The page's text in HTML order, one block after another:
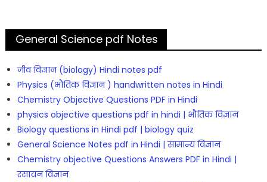
General Science pdf Notes
जीव विज्ञान (biology) Hindi notes pdf
Physics (भौतिक विज्ञान ) handwritten notes in Hindi
Chemistry Objective Questions PDF in Hindi
physics objective questions pdf in hindi | भौतिक विज्ञान
Biology questions in Hindi pdf | biology quiz
General Science Notes pdf in Hindi | सामान्य विज्ञान
Chemistry objective Questions Answers PDF in Hindi |
रसायन विज्ञान